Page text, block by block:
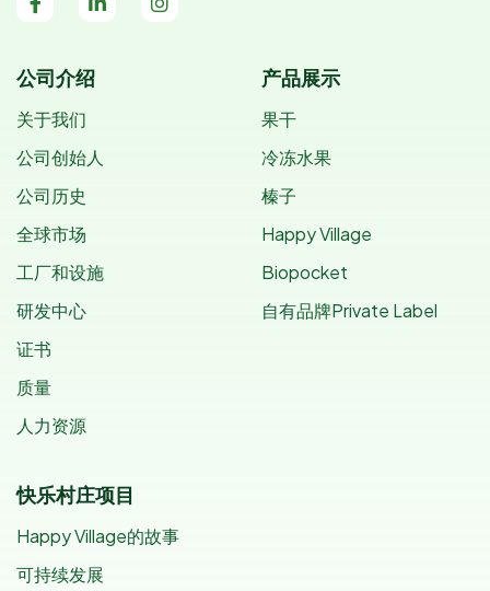
公司介绍
关于我们
公司创始人
公司历史
全球市场
工厂和设施
研发中心
证书
质量
人力资源
产品展示
果干
冷冻水果
榛子
Happy Village
Biopocket
自有品牌Private Label
快乐村庄项目
Happy Village的故事
可持续发展